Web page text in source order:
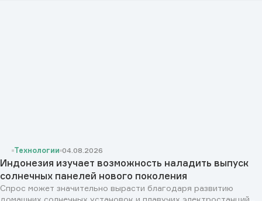
Технологии 04.08.2026
Индонезия изучает возможность наладить выпуск
солнечных панелей нового поколения
Спрос может значительно вырасти благодаря развитию
домашних солнечных установок и плавучих электростанций...